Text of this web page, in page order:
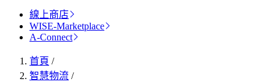
線上商店
WISE-Marketplace
A-Connect
首頁 /
智慧物流 /